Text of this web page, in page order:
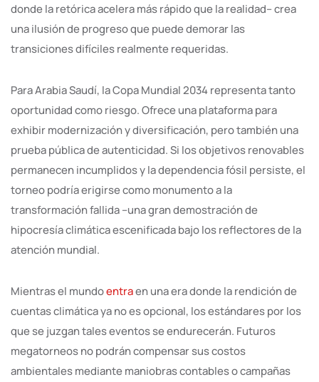
donde la retórica acelera más rápido que la realidad– crea
una ilusión de progreso que puede demorar las
transiciones difíciles realmente requeridas.
Para Arabia Saudí, la Copa Mundial 2034 representa tanto
oportunidad como riesgo. Ofrece una plataforma para
exhibir modernización y diversificación, pero también una
prueba pública de autenticidad. Si los objetivos renovables
permanecen incumplidos y la dependencia fósil persiste, el
torneo podría erigirse como monumento a la
transformación fallida –una gran demostración de
hipocresía climática escenificada bajo los reflectores de la
atención mundial.
Mientras el mundoentraen una era donde la rendición de
cuentas climática ya no es opcional, los estándares por los
que se juzgan tales eventos se endurecerán. Futuros
megatorneos no podrán compensar sus costos
ambientales mediante maniobras contables o campañas